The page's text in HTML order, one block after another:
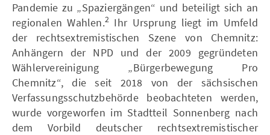
Pandemie zu „Spaziergängen“ und beteiligt sich an
regionalen Wahlen.2 Ihr Ursprung liegt im Umfeld
der rechtsextremistischen Szene von Chemnitz:
Anhängern der NPD und der 2009 gegründeten
Wählervereinigung „Bürgerbewegung Pro
Chemnitz“, die seit 2018 von der sächsischen
Verfassungsschutzbehörde beobachteten werden,
wurde vorgeworfen im Stadtteil Sonnenberg nach
dem Vorbild deutscher rechtsextremistischer